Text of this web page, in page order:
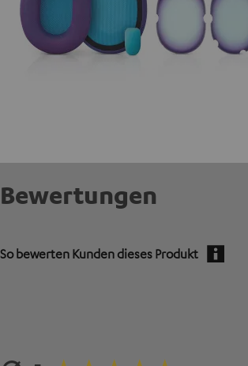
Bewertungen
So bewerten Kunden dieses Produkt